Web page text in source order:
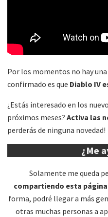
Por los momentos no hay
confirmado es que Diablo IV
¿Estás interesado en los
próximos meses? Activa las
perderás de ninguna novedad!
¿Me
Solamente me queda
compartiendo esta página
forma, podré llegar a más
otras muchas personas a